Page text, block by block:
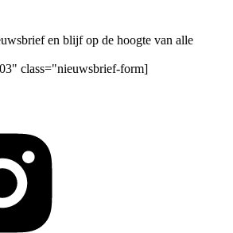
en blijf op de hoogte van alle
class="nieuwsbrief-form]